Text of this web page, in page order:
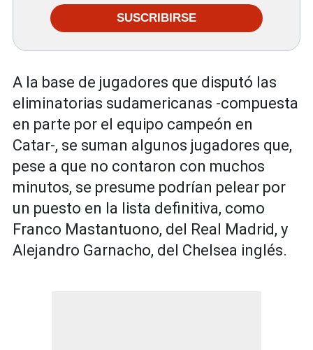
SUSCRIBIRSE
A la base de jugadores que disputó las
eliminatorias sudamericanas -compuesta
en parte por el equipo campeón en
Catar-, se suman algunos jugadores que,
pese a que no contaron con muchos
minutos, se presume podrían pelear por
un puesto en la lista definitiva, como
Franco Mastantuono, del Real Madrid, y
Alejandro Garnacho, del Chelsea inglés.